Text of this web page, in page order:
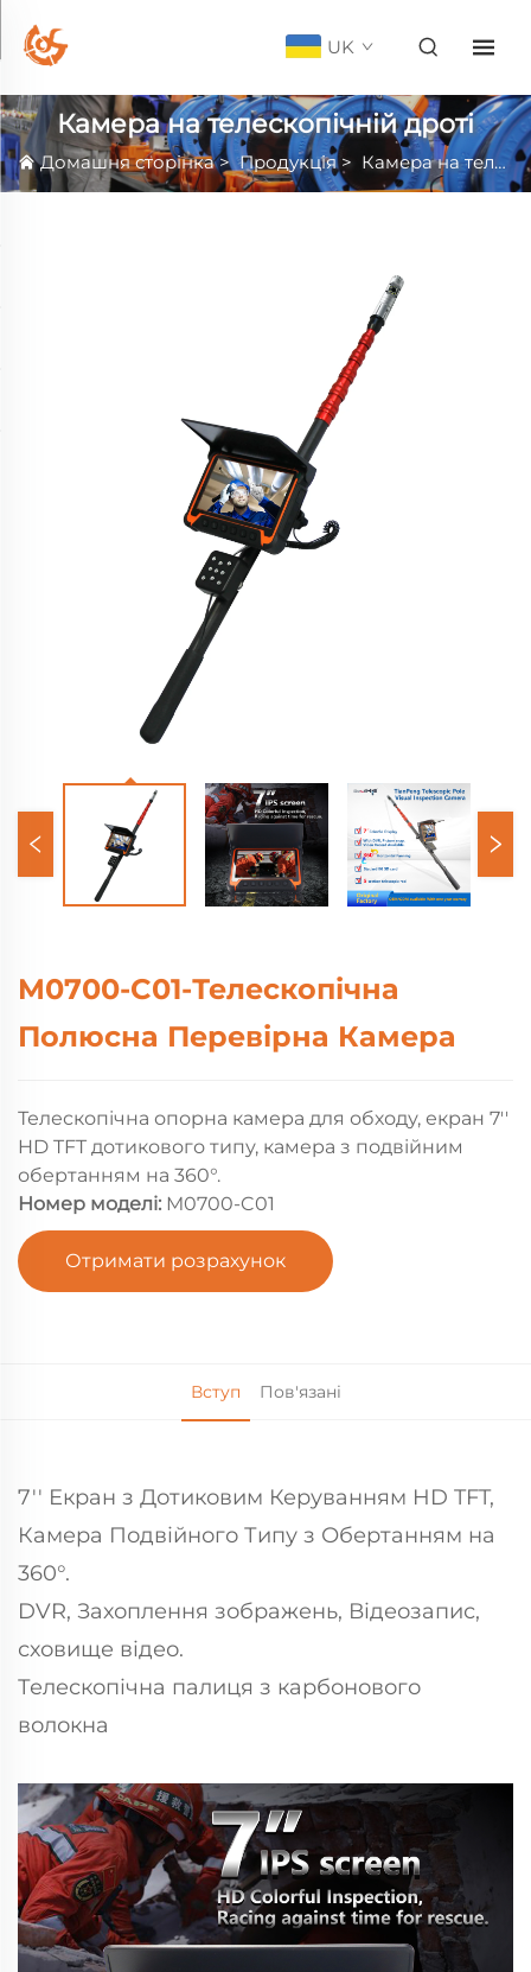
UK
Камера на телескопічній дроті
Домашня сторінка>Продукція> Камера на телескопічній дроті
M0700-C01-Телескопічна
Полюсна Перевірна Камера
Телескопічна опорна камера для обходу, екран 7''
HD TFT дотикового типу, камера з подвійним
обертанням на 360°.
Номер моделі: M0700-C01
Отримати розрахунок
Вступ Пов'язані
7'' Екран з Дотиковим Керуванням HD TFT,
Камера Подвійного Типу з Обертанням на
360°.
DVR, Захоплення зображень, Відеозапис,
сховище відео.
Телескопічна палиця з карбонового
волокна